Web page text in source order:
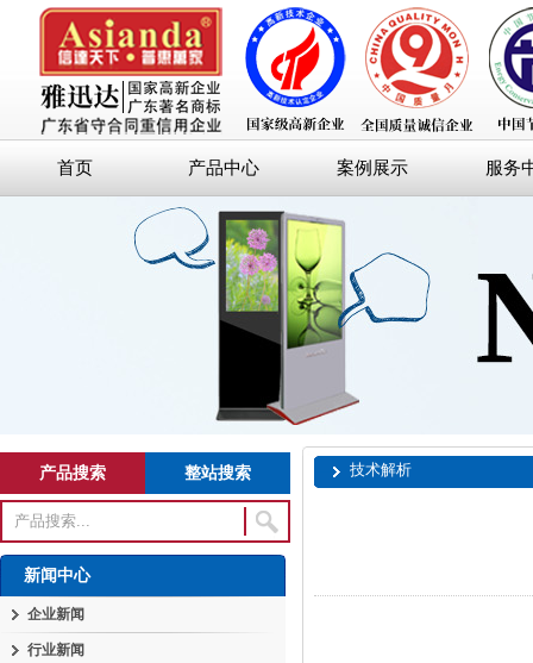
首页 产品中心 案例展示 服务
产品搜索 整站搜索
新闻中心
企业新闻
行业新闻
技术解析